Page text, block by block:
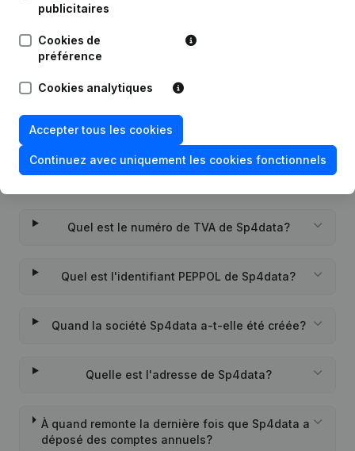
Succursale, etc...)
Quel est le numéro de TVA de Sp4data?
Quel est l'identifiant PEPPOL de Sp4data?
Quand la société Sp4data a-t-elle été créée?
Quelle est l'adresse de Sp4data?
À quand remonte la dernière fois que Sp4data a
déposé des comptes annuels?
publicitaires
Cookies de
préférence
Cookies analytiques
Accepter tous les cookies
Continuez avec uniquement les cookies fonctionnels